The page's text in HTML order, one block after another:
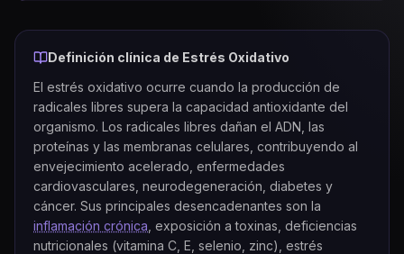
Definición clínica de Estrés Oxidativo
El estrés oxidativo ocurre cuando la producción de
radicales libres supera la capacidad antioxidante del
organismo. Los radicales libres dañan el ADN, las
proteínas y las membranas celulares, contribuyendo al
envejecimiento acelerado, enfermedades
cardiovasculares, neurodegeneración, diabetes y
cáncer. Sus principales desencadenantes son la
inflamación crónica , exposición a toxinas, deficiencias
nutricionales (vitamina C, E, selenio, zinc), estrés